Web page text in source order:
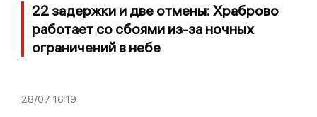
22 задержки и две отмены: Храброво
работает со сбоями из-за ночных
ограничений в небе
28/07 16:19